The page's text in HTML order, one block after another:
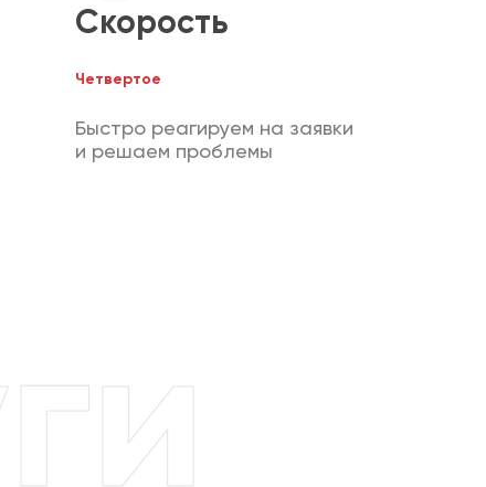
Скорость
Четвертое
Быстро реагируем на заявки
и решаем проблемы